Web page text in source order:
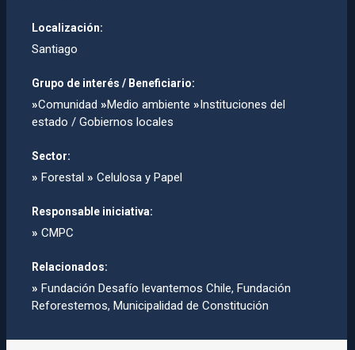
Localización:
Santiago
Grupo de interés / Beneficiario:
»Comunidad »Medio ambiente » Instituciones del
estado / Gobiernos locales
Sector:
» Forestal » Celulosa y Papel
Responsable iniciativa:
» CMPC
Relacionados:
» Fundación Desafí­o levantemos Chile, Fundación
Reforestemos, Municipalidad de Constitución